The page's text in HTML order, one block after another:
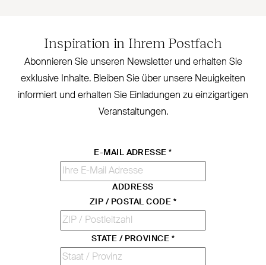
Inspiration in Ihrem Postfach
Abonnieren Sie unseren Newsletter und erhalten Sie
exklusive Inhalte. Bleiben Sie über unsere Neu­igkeiten
informiert und erhalten Sie Ein­ladungen zu ein­zig­artigen
Veranstaltungen.
E-MAIL ADRESSE*
ADDRESS
ZIP / POSTAL CODE *
STATE / PROVINCE *